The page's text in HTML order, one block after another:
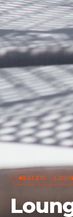
BRIZO ·